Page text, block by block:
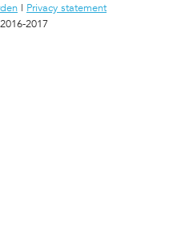
| Privacy statement
2017